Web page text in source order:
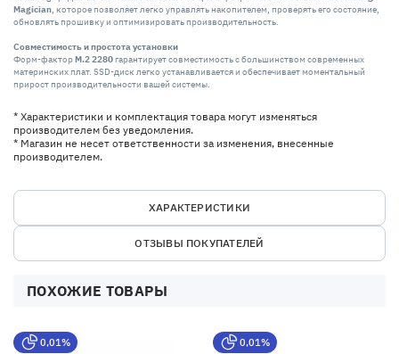
Magician, которое позволяет легко управлять накопителем, проверять его состояние,
обновлять прошивку и оптимизировать производительность.
Совместимость и простота установки
Форм-факторM.2 2280 гарантирует совместимость с большинством современных
материнских плат. SSD-диск легко устанавливается и обеспечивает моментальный
прирост производительности вашей системы.
* Характеристики и комплектация товара могут изменяться
производителем без уведомления.
* Магазин не несет ответственности за изменения, внесенные
производителем.
ХАРАКТЕРИСТИКИ
ОТЗЫВЫ ПОКУПАТЕЛЕЙ
ПОХОЖИЕ ТОВАРЫ
0,01% 0,01%